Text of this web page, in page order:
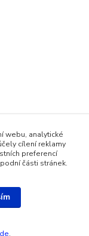
webu, analytické
cílení reklamy
preferencí
části stránek.
.